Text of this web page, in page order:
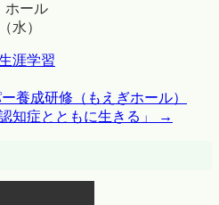
ール
水）
涯学習
養成研修（もえぎホール）
知症とともに生きる」
→